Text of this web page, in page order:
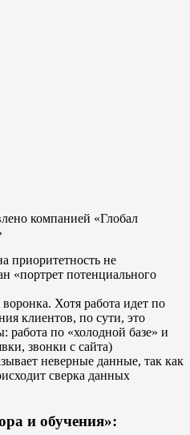
компанией «Глобал
приоритетность не
«портрет потенциального
Хотя работа идет по
клиентов, по сути, это
работа по «холодной базе» и
звонки с сайта)
неверные данные, так как
сверка данных
и обучения»: